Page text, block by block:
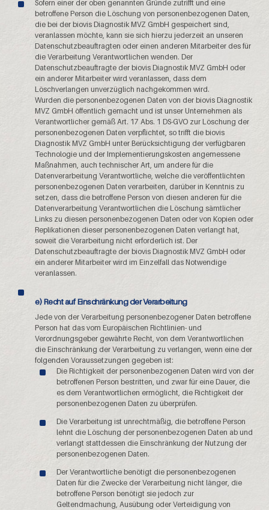
Sofern einer der oben genannten Gründe zutrifft und eine
betroffene Person die Löschung von personenbezogenen Daten,
die bei der biovis Diagnostik MVZ GmbH gespeichert sind,
veranlassen möchte, kann sie sich hierzu jederzeit an unseren
Datenschutzbeauftragten oder einen anderen Mitarbeiter des für
die Verarbeitung Verantwortlichen wenden. Der
Datenschutzbeauftragte der biovis Diagnostik MVZ GmbH oder
ein anderer Mitarbeiter wird veranlassen, dass dem
Löschverlangen unverzüglich nachgekommen wird.
Wurden die personenbezogenen Daten von der biovis Diagnostik
MVZ GmbH öffentlich gemacht und ist unser Unternehmen als
Verantwortlicher gemäß Art. 17 Abs. 1 DS-GVO zur Löschung der
personenbezogenen Daten verpflichtet, so trifft die biovis
Diagnostik MVZ GmbH unter Berücksichtigung der verfügbaren
Technologie und der Implementierungskosten angemessene
Maßnahmen, auch technischer Art, um andere für die
Datenverarbeitung Verantwortliche, welche die veröffentlichten
personenbezogenen Daten verarbeiten, darüber in Kenntnis zu
setzen, dass die betroffene Person von diesen anderen für die
Datenverarbeitung Verantwortlichen die Löschung sämtlicher
Links zu diesen personenbezogenen Daten oder von Kopien oder
Replikationen dieser personenbezogenen Daten verlangt hat,
soweit die Verarbeitung nicht erforderlich ist. Der
Datenschutzbeauftragte der biovis Diagnostik MVZ GmbH oder
ein anderer Mitarbeiter wird im Einzelfall das Notwendige
veranlassen.
e) Recht auf Einschränkung der Verarbeitung
Jede von der Verarbeitung personenbezogener Daten betroffene
Person hat das vom Europäischen Richtlinien- und
Verordnungsgeber gewährte Recht, von dem Verantwortlichen
die Einschränkung der Verarbeitung zu verlangen, wenn eine der
folgenden Voraussetzungen gegeben ist:
Die Richtigkeit der personenbezogenen Daten wird von der
betroffenen Person bestritten, und zwar für eine Dauer, die
es dem Verantwortlichen ermöglicht, die Richtigkeit der
personenbezogenen Daten zu überprüfen.
Die Verarbeitung ist unrechtmäßig, die betroffene Person
lehnt die Löschung der personenbezogenen Daten ab und
verlangt stattdessen die Einschränkung der Nutzung der
personenbezogenen Daten.
Der Verantwortliche benötigt die personenbezogenen
Daten für die Zwecke der Verarbeitung nicht länger, die
betroffene Person benötigt sie jedoch zur
Geltendmachung, Ausübung oder Verteidigung von